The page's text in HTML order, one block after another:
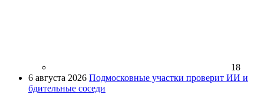
18
6 августа 2026 Подмосковные участки проверит ИИ и
бдительные соседи